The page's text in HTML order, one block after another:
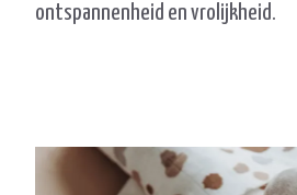
ontspannenheid en vrolijkheid.